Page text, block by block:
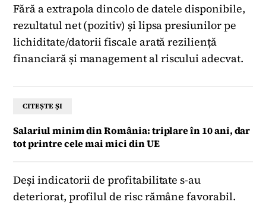
Fără a extrapola dincolo de datele disponibile,
rezultatul net (pozitiv) și lipsa presiunilor pe
lichiditate/datorii fiscale arată reziliență
financiară și management al riscului adecvat.
CITEȘTE ȘI
Salariul minim din România: triplare în 10 ani, dar
tot printre cele mai mici din UE
Deși indicatorii de profitabilitate s-au
deteriorat, profilul de risc rămâne favorabil.